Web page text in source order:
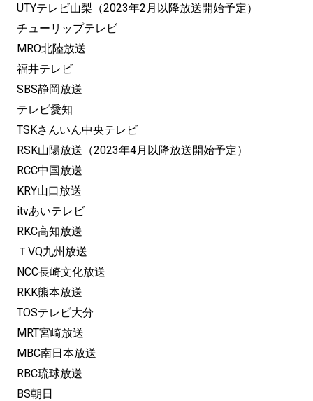
UTYテレビ山梨（2023年2月以降放送開始予定）
チューリップテレビ
MRO北陸放送
福井テレビ
SBS静岡放送
テレビ愛知
TSKさんいん中央テレビ
RSK山陽放送（2023年4月以降放送開始予定）
RCC中国放送
KRY山口放送
itvあいテレビ
RKC高知放送
ＴVQ九州放送
NCC長崎文化放送
RKK熊本放送
TOSテレビ大分
MRT宮崎放送
MBC南日本放送
RBC琉球放送
BS朝日